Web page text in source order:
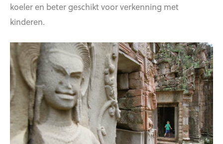
koeler en beter geschikt voor verkenning met
kinderen.